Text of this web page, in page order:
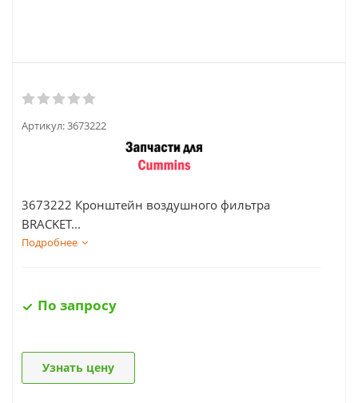
Артикул:3673222
3673222 Кронштейн воздушного фильтра
BRACKET...
Подробнее
По запросу
Узнать цену